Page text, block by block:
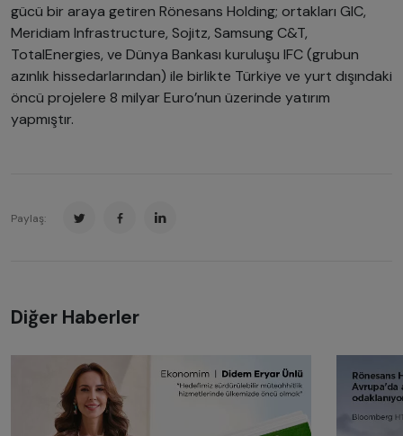
gücü bir araya getiren Rönesans Holding; ortakları GIC,
Meridiam Infrastructure, Sojitz, Samsung C&T,
TotalEnergies, ve Dünya Bankası kuruluşu IFC (grubun
azınlık hissedarlarından) ile birlikte Türkiye ve yurt dışındaki
öncü projelere 8 milyar Euro’nun üzerinde yatırım
yapmıştır.
Paylaş:
Diğer Haberler